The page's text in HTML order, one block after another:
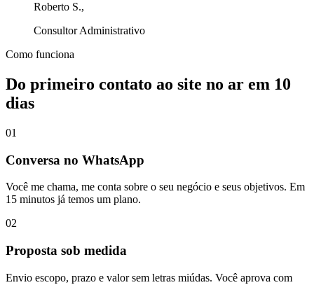
Roberto S.,
Consultor Administrativo
Como funciona
Do primeiro contato ao site no ar em 10
dias
01
Conversa no WhatsApp
Você me chama, me conta sobre o seu negócio e seus objetivos. Em
15 minutos já temos um plano.
02
Proposta sob medida
Envio escopo, prazo e valor sem letras miúdas. Você aprova com